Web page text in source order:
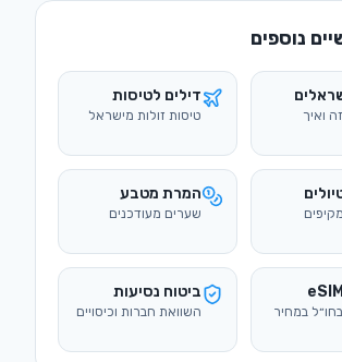
נוספים
ואיך
דילים לטיסות
טיסות זולות מישראל
המרת מטבע
שערים מעודכנים
במחיר
ביטוח נסיעות
השוואת חברות וכיסויים